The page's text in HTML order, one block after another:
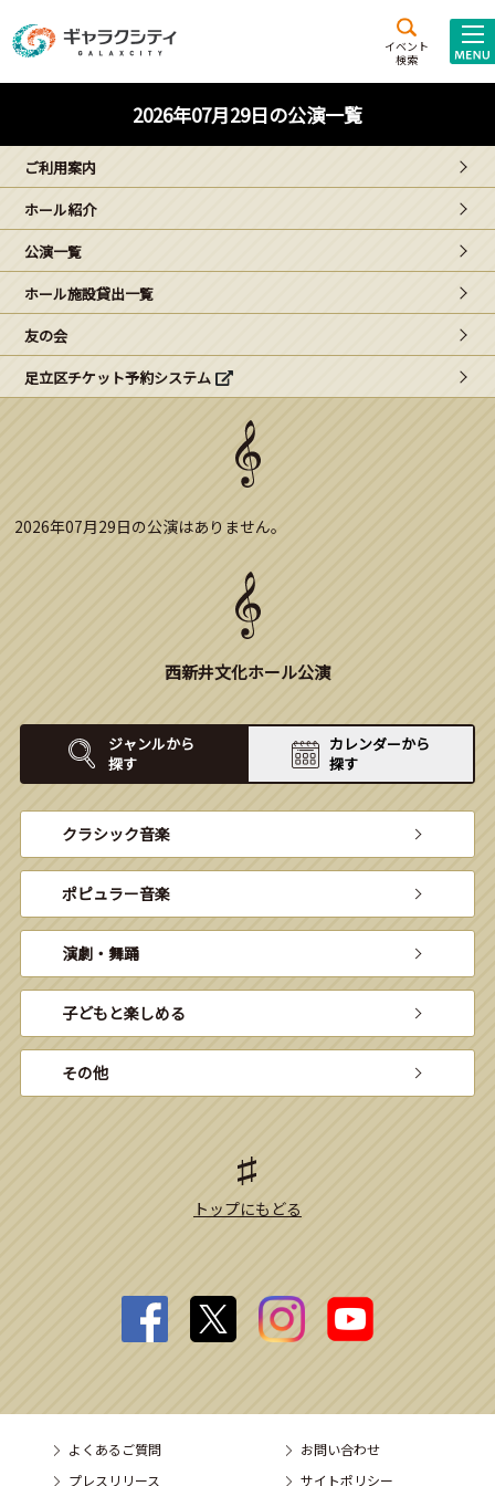
イベント
検索
施設案内
西新井
文化ホール
ギャラクシティとは
こどもみーてぃんぐ
Gがくえん
ブランドからのお知らせ
2026年07月29日の公演一覧
ご利用案内
ホール紹介
公演一覧
ホール施設貸出一覧
友の会
足立区チケット予約システム
2026年07月29日の公演はありません。
西新井文化ホール公演
ジャンルから
探す
カレンダーから
探す
クラシック音楽
ポピュラー音楽
演劇・舞踊
子どもと楽しめる
その他
トップにもどる
よくあるご質問
お問い合わせ
プレスリリース
サイトポリシー